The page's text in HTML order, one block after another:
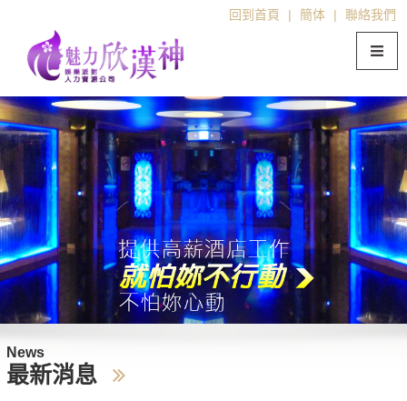
回到首頁 | 簡体 | 聯絡我們
News
最新消息